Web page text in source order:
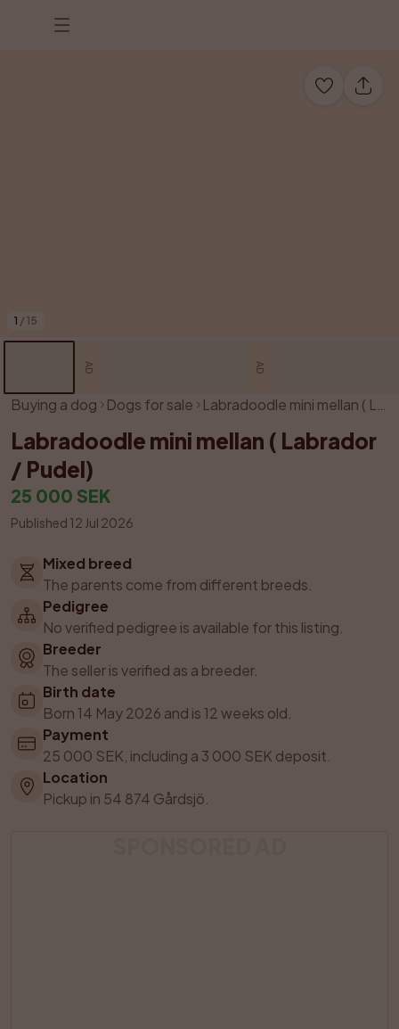
1 / 15
AD AD
Buying a dog Dogs for sale
Labradoodle mini mellan ( Labrador
/ Pudel)
25 000 SEK
Published 12 Jul 2026
Mixed breed
The parents come from different breeds.
Pedigree
No verified pedigree is available for this listing.
Breeder
The seller is verified as a breeder.
Birth date
Born 14 May 2026 and is 12 weeks old.
Payment
25 000 SEK, including a 3 000 SEK deposit.
Location
Pickup in 54 874 Gårdsjö.